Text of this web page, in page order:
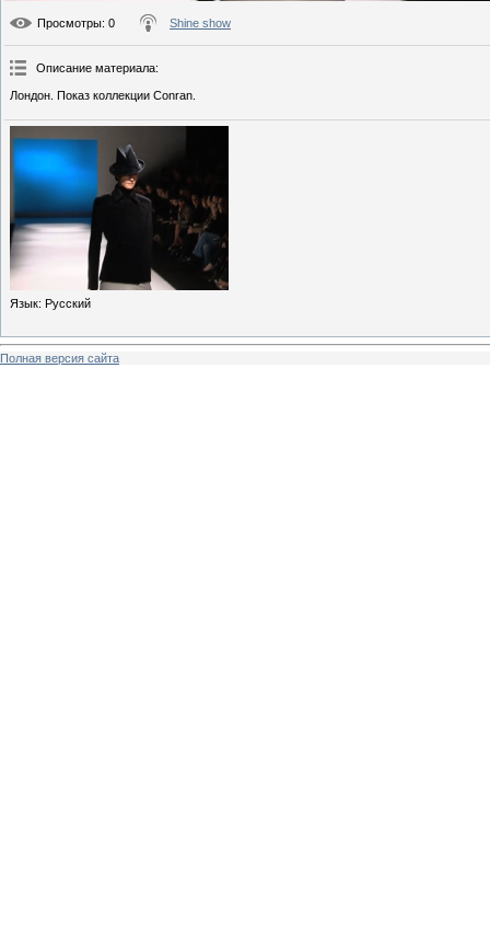
Просмотры: 0 Shine show
Описание материала:
Лондон. Показ коллекции Conran.
Язык: Русский
Полная версия сайта